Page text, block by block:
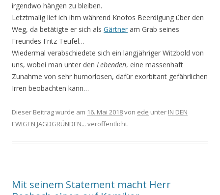
irgendwo hängen zu bleiben.
Letztmalig lief ich ihm während Knofos Beerdigung über den
Weg, da betätigte er sich als Gärtner am Grab seines
Freundes Fritz Teufel…
Wiedermal verabschiedete sich ein langjähriger Witzbold von
uns, wobei man unter den Lebenden, eine massenhaft
Zunahme von sehr humorlosen, dafür exorbitant gefährlichen
Irren beobachten kann…
Dieser Beitrag wurde am 16. Mai 2018von ede unter IN DEN
EWIGEN JAGDGRÜNDEN... veröffentlicht.
Mit seinem Statement macht Herr